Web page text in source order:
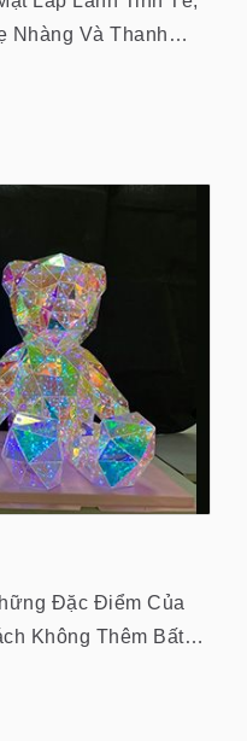
Nhàng Và Thanh
Đặc Điểm Của
Không Thêm Bất